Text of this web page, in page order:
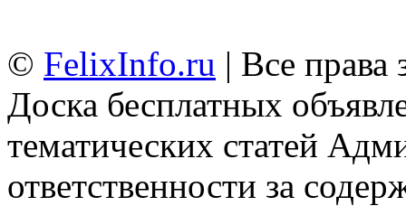
© FelixInfo.ru | Все
Доска бесплатных
тематических статей
ответственности за